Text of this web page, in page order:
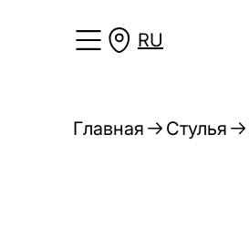
RU
Главная Стулья